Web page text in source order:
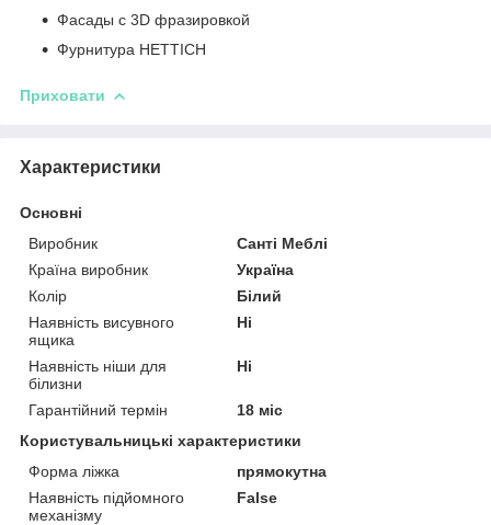
Фасады с 3D фразировкой
Фурнитура HETTICH
Приховати
Характеристики
Основні
Виробник
Санті Меблі
Країна виробник
Україна
Колір
Білий
Наявність висувного
ящика
Ні
Наявність ніши для
білизни
Ні
Гарантійний термін
18 міс
Користувальницькі характеристики
Форма ліжка
прямокутна
Наявність підйомного
механізму
False